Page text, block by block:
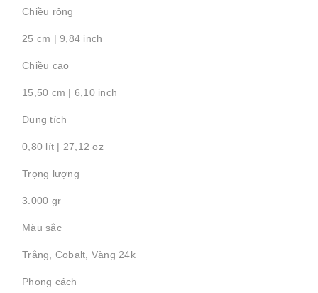
Chiều rộng
25 cm | 9,84 inch
Chiều cao
15,50 cm | 6,10 inch
Dung tích
0,80 lít | 27,12 oz
Trọng lượng
3.000 gr
Màu sắc
Trắng, Cobalt, Vàng 24k
Phong cách